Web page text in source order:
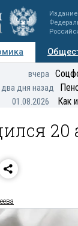
Издание
Мнения
вчера
два дня назад
01.08.2026 Как
20